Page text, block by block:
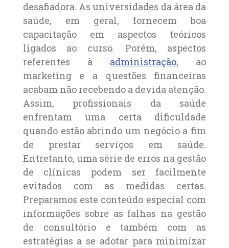
desafiadora. As universidades da área da
saúde, em geral, fornecem boa
capacitação em aspectos teóricos
ligados ao curso. Porém, aspectos
referentes à administração, ao
marketing e a questões financeiras
acabam não recebendo a devida atenção.
Assim, profissionais da saúde
enfrentam uma certa dificuldade
quando estão abrindo um negócio a fim
de prestar serviços em saúde.
Entretanto, uma série de erros na gestão
de clínicas podem ser facilmente
evitados com as medidas certas.
Preparamos este conteúdo especial com
informações sobre as falhas na gestão
de consultório e também com as
estratégias a se adotar para minimizar